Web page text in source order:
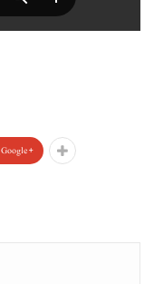
Google+